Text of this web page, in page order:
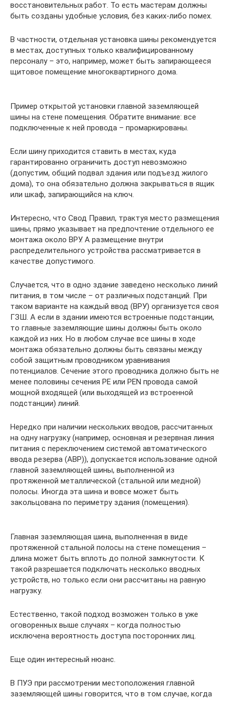
восстановительных работ. То есть мастерам должны
быть созданы удобные условия, без каких-либо помех.
В частности, отдельная установка шины рекомендуется
в местах, доступных только квалифицированному
персоналу – это, например, может быть запирающееся
щитовое помещение многоквартирного дома.
Пример открытой установки главной заземляющей
шины на стене помещения. Обратите внимание: все
подключенные к ней провода – промаркированы.
Если шину приходится ставить в местах, куда
гарантированно ограничить доступ невозможно
(допустим, общий подвал здания или подъезд жилого
дома), то она обязательно должна закрываться в ящик
или шкаф, запирающийся на ключ.
Интересно, что Свод Правил, трактуя место размещения
шины, прямо указывает на предпочтение отдельного ее
монтажа около ВРУ. А размещение внутри
распределительного устройства рассматривается в
качестве допустимого.
Случается, что в одно здание заведено несколько линий
питания, в том числе – от различных подстанций. При
таком варианте на каждый ввод (ВРУ) организуется своя
ГЗШ. А если в здании имеются встроенные подстанции,
то главные заземляющие шины должны быть около
каждой из них. Но в любом случае все шины в ходе
монтажа обязательно должны быть связаны между
собой защитным проводником уравнивания
потенциалов. Сечение этого проводника должно быть не
менее половины сечения РЕ или РЕN провода самой
мощной входящей (или выходящей из встроенной
подстанции) линий.
Нередко при наличии нескольких вводов, рассчитанных
на одну нагрузку (например, основная и резервная линия
питания с переключением системой автоматического
ввода резерва (АВР)), допускается использование одной
главной заземляющей шины, выполненной из
протяженной металлической (стальной или медной)
полосы. Иногда эта шина и вовсе может быть
закольцована по периметру здания (помещения).
Главная заземляющая шина, выполненная в виде
протяженной стальной полосы на стене помещения –
длина может быть вплоть до полной замкнутости. К
такой разрешается подключать несколько вводных
устройств, но только если они рассчитаны на равную
нагрузку.
Естественно, такой подход возможен только в уже
оговоренных выше случаях – когда полностью
исключена вероятность доступа посторонних лиц.
Еще один интересный нюанс.
В ПУЭ при рассмотрении местоположения главной
заземляющей шины говорится, что в том случае, когда